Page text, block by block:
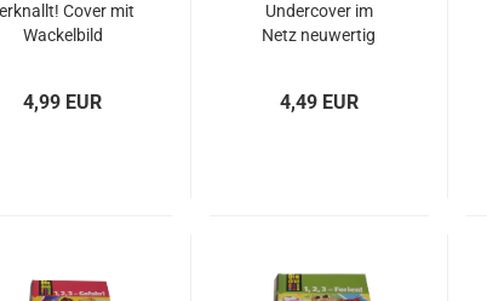
Cover mit
Wackelbild
4,99 EUR
Undercover im
Netz neuwertig
4,49 EUR